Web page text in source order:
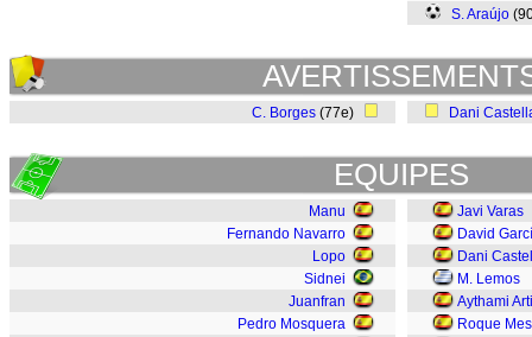
S. Araújo
C. Borges (77e) Dani
EQUIPES
Manu
Fernando Navarro
Lopo
Sidnei
Juanfran
Pedro Mosquera
Javi Varas
David
Dani
M. Lemos
Aythami
Roque